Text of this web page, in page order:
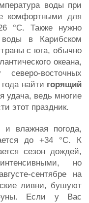
воды при
комфортными для
°С. Также нужно
воды в Карибском
с юга, обычно
океана,
восточных
найти горящий
удача, ведь многие
этот праздник.
и влажная погода,
до +34 °С. К
сезон дождей,
но
сентябре на
ливни, бушуют
Если у Вас